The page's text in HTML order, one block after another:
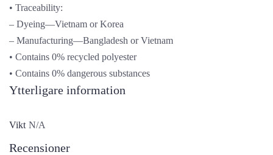
• Traceability:
– Dyeing—Vietnam or Korea
– Manufacturing—Bangladesh or Vietnam
• Contains 0% recycled polyester
• Contains 0% dangerous substances
Ytterligare information
Vikt N/A
Recensioner